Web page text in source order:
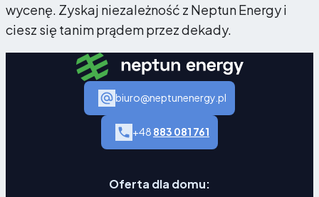
wycenę. Zyskaj niezależność z Neptun Energy i
ciesz się tanim prądem przez dekady.
biuro@neptunenergy.pl
+48 883 081 761
Oferta dla domu: